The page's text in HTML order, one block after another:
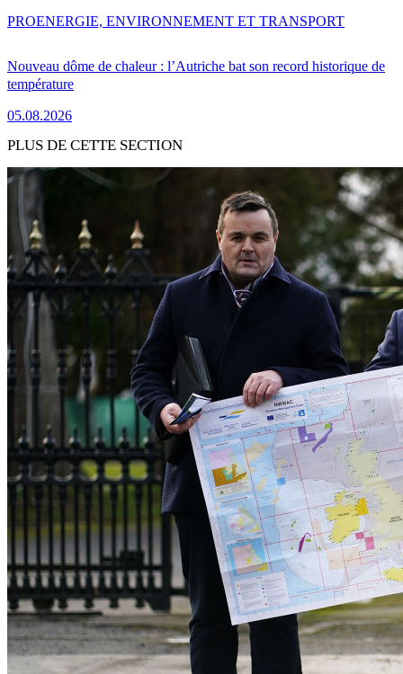
Nouveau dôme de chaleur : l’Autriche bat son record historique de
température
05.08.2026
PROENERGIE, ENVIRONNEMENT ET TRANSPORT
PLUS DE CETTE SECTION